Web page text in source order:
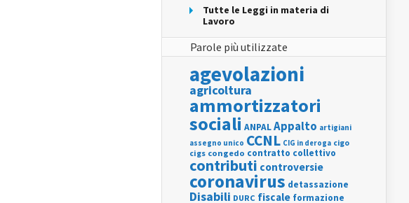
Tutte le Leggi in materia di
Lavoro
Parole più utilizzate
agevolazioni
agricoltura
ammortizzatori
sociali ANPALAppalto artigiani
assegno unico CCNL CIG in deroga cigo
cigs congedo contratto collettivo
contributi controversie
coronavirus detassazione
Disabili DURC fiscale formazione